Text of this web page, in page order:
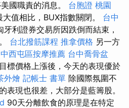
國職責的消息。 台胞證 桃園
值相比，BUX指數關閉。 台中
牙利證券交易所因跌倒而結束，
台北撥筋課程 推拿價格 另一方
西屯區按摩推薦 台中喬骨盆
標價格上漲後，今天的表現優於
外燴 記帳士 書單 除國際氛圍不
表現也很差，大部分是藍籌股。
90天分離飲食的原理是在特定